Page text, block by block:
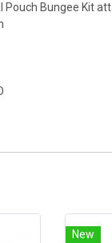
Pouch Bungee Kit
New